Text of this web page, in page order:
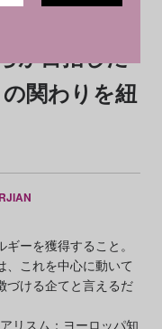
が目指した
の関わりを紐
ーを獲得すること。
、これを中心に動いて
づける企てと言えるだ
リスム：ヨーロッパ知